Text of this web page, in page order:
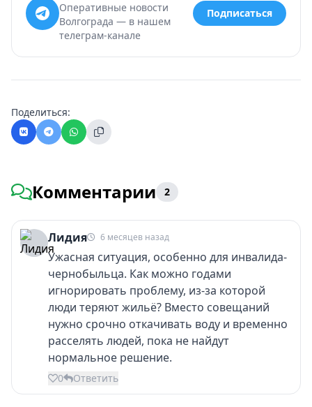
Оперативные новости
Волгограда — в нашем
телеграм-канале
Подписаться
Поделиться:
Комментарии 2
Лидия 6 месяцев назад
Ужасная ситуация, особенно для инвалида-
чернобыльца. Как можно годами
игнорировать проблему, из-за которой
люди теряют жильё? Вместо совещаний
нужно срочно откачивать воду и временно
расселять людей, пока не найдут
нормальное решение.
0 Ответить